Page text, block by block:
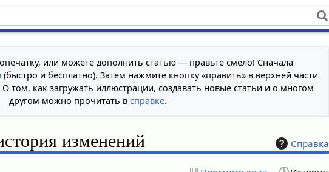
или можете дополнить статью — правьте смело! Сначала
(быстро и бесплатно). Затем нажмите кнопку «править» в верхней части
том, как загружать иллюстрации, создавать новые статьи и о многом
другом можно прочитать в справке.
Справка
изменений